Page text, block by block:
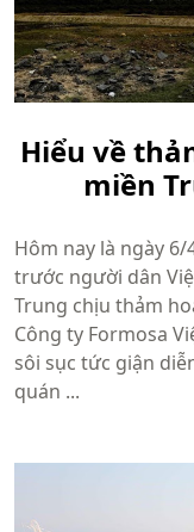
Hiểu về
miền
Hôm nay là ngày 6/
trước người dân
Trung chịu thảm
Công ty Formosa
sôi sục tức giận
quán ...